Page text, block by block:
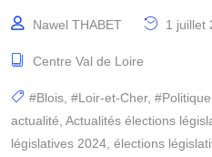
Nawel THABET 1 juillet
Centre Val de Loire
#Blois #Loir-et-Cher, #Politique
actualité Actualités élections
législatives 2024 élections